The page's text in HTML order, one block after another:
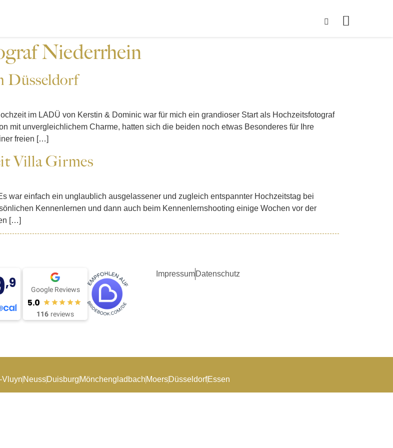
Niederrhein
Düsseldorf
im LADÜ von Kerstin & Dominic war für mich ein grandioser Start als Hochzeitsfotograf
mit unvergleichlichem Charme, hatten sich die beiden noch etwas Besonderes für Ihre
freien […]
Villa Girmes
war einfach ein unglaublich ausgelassener und zugleich entspannter Hochzeitstag bei
Kennenlernen und dann auch beim Kennenlernshooting einige Wochen vor der
[…]
,9 Google Reviews
5.0
116 reviews
ImpressumDatenschutz
Vluyn Neuss Duisburg Mönchengladbach Moers DüsseldorfEssen